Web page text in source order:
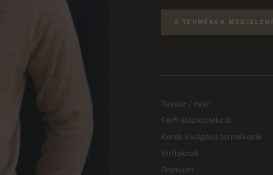
A TERMÉKEK
Tavasz / nyár
Férfi alapkollekció
Kerek kivágású termékeink
férfiaknak
Premium